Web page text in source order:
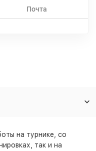
Почта
на турнике, со
так и на